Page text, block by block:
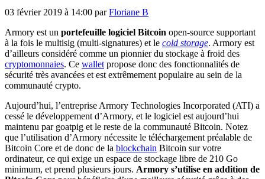
03 février 2019 à 14:00 parFloriane B
Armory est un portefeuille logiciel Bitcoin open-source supportant
à la fois le multisig (multi-signatures) et le cold storage. Armory est
d’ailleurs considéré comme un pionnier du stockage à froid des
cryptomonnaies. Ce wallet propose donc des fonctionnalités de
sécurité très avancées et est extrêmement populaire au sein de la
communauté crypto.
Aujourd’hui, l’entreprise Armory Technologies Incorporated (ATI) a
cessé le développement d’Armory, et le logiciel est aujourd’hui
maintenu par goatpig et le reste de la communauté Bitcoin. Notez
que l’utilisation d’Armory nécessite le téléchargement préalable de
Bitcoin Core et de donc de la blockchain Bitcoin sur votre
ordinateur, ce qui exige un espace de stockage libre de 210 Go
minimum, et prend plusieurs jours. Armory s’utilise en addition de